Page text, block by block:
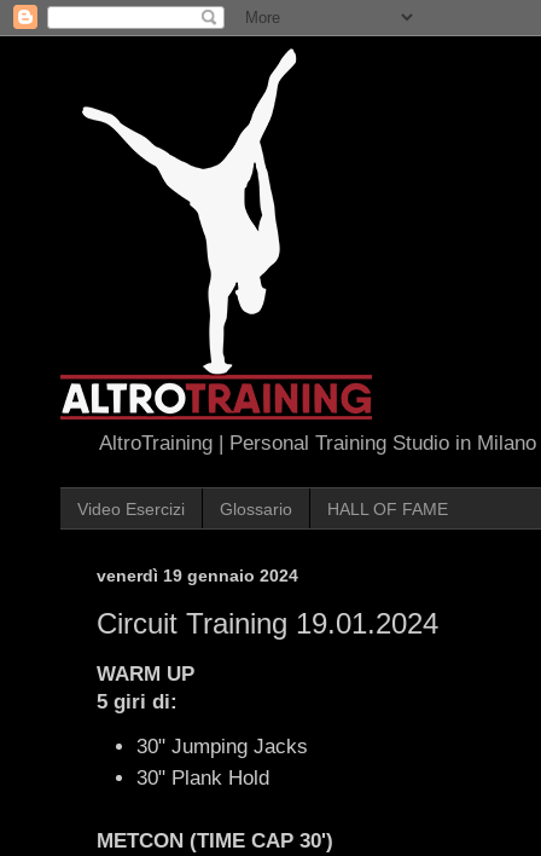
AltroTraining | Personal Training Studio in Milano
Video Esercizi Glossario HALL OF FAME
venerdì 19 gennaio 2024
Circuit Training 19.01.2024
WARM UP
5 giri di:
30" Jumping Jacks
30" Plank Hold
METCON (TIME CAP 30')